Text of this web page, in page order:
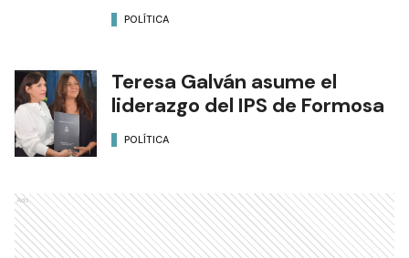
POLÍTICA
Teresa Galván asume el
liderazgo del IPS de Formosa
POLÍTICA
Ads